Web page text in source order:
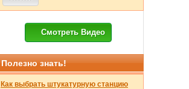
Смотреть Видео
Полезно знать!
Как выбрать штукатурную станцию